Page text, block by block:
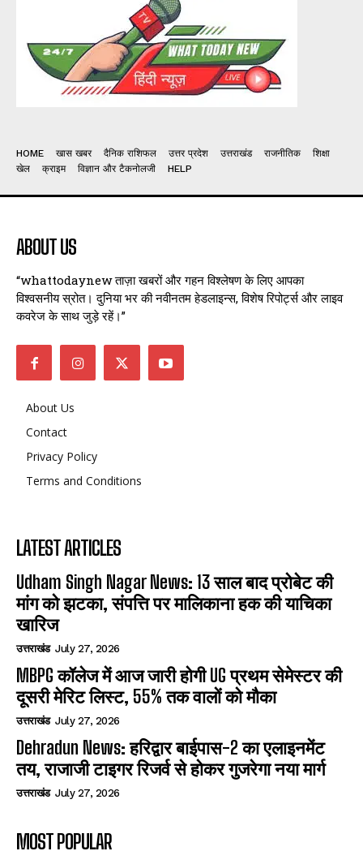
HOME खास खबर दैनिक राशिफल उत्तर प्रदेश उत्तराखंड राजनीतिक
शिक्षा
खेल
क्राइम विज्ञान और टैकनोलजी HELP
ABOUT US
“whattodaynew ताज़ा खबरों और गहन विश्लेषण के लिए आपका
विश्वसनीय स्रोत। दुनिया भर की नवीनतम हेडलाइन्स, विशेष रिपोर्ट्स और लाइव
कवरेज के साथ जुड़े रहें।”
About Us
Contact
Privacy Policy
Terms and Conditions
LATEST ARTICLES
Udham Singh Nagar News: 13 साल बाद प्रोबेट की
मांग को झटका, संपत्ति पर मालिकाना हक की याचिका
खारिज
उत्तराखंड July 27, 2026
MBPG कॉलेज में आज जारी होगी UG प्रथम सेमेस्टर की
दूसरी मेरिट लिस्ट, 55% तक वालों को मौका
उत्तराखंड July 27, 2026
Dehradun News: हरिद्वार बाईपास-2 का एलाइनमेंट
तय, राजाजी टाइगर रिजर्व से होकर गुजरेगा नया मार्ग
उत्तराखंड July 27, 2026
MOST POPULAR